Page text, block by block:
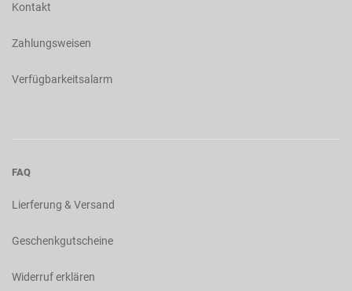
Kontakt
Zahlungsweisen
Verfügbarkeitsalarm
FAQ
Lierferung & Versand
Geschenkgutscheine
Widerruf erklären